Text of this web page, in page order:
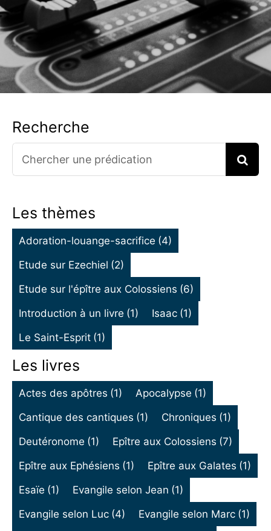
Recherche
Search
for:
Les thèmes
Adoration-louange-sacrifice (4)
Etude sur Ezechiel (2)
Etude sur l'épître aux Colossiens (6)
Introduction à un livre (1) Isaac (1)
Le Saint-Esprit (1)
Les livres
Actes des apôtres (1) Apocalypse (1)
Cantique des cantiques (1) Chroniques (1)
Deutéronome (1) Epître aux Colossiens (7)
Epître aux Ephésiens (1) Epître aux Galates (1)
Esaïe (1) Evangile selon Jean (1)
Evangile selon Luc (4) Evangile selon Marc (1)